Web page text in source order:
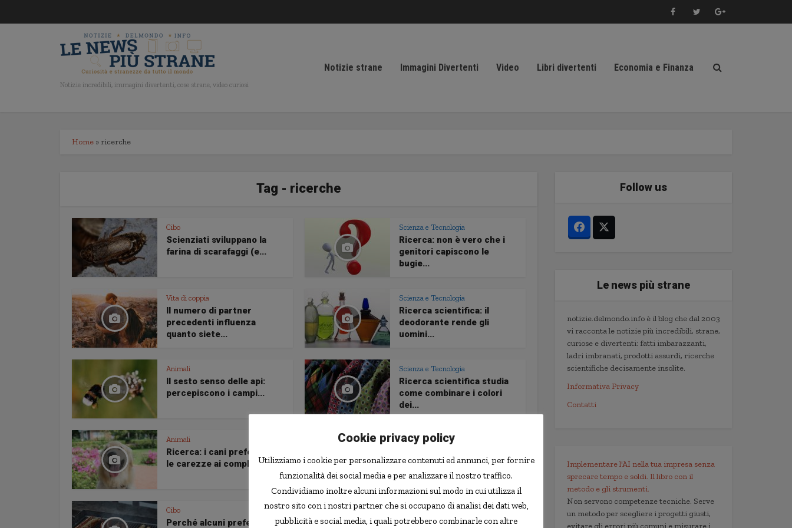
Notizie incredibili, immagini divertenti, cose strane, video curiosi
Notizie strane Immagini Divertenti Video Libri divertenti Economia e Finanza
Home » ricerche
Tag - ricerche
Cibo
Scienziati sviluppano la
farina di scarafaggi (e...
Scienza e Tecnologia
Ricerca: non è vero che i
genitori capiscono le
bugie...
Vita di coppia
Il numero di partner
precedenti influenza
quanto siete...
Scienza e Tecnologia
Ricerca scientifica: il
deodorante rende gli
uomini...
Animali
Il sesto senso delle api:
percepiscono i campi...
Scienza e Tecnologia
Ricerca scientifica studia
come combinare i colori
dei...
Animali
Ricerca: i cani preferiscono
le carezze ai complimenti
Alcool e sbronze •
twittare da ubriachi
Cibo
Perché alcuni preferiscono
Scienza e Tecnologia
Vestiti e accessori di lusso?
Follow us
Le news più strane
notizie.delmondo.info è il blog che dal 2003
vi racconta le notizie più incredibili, strane,
curiose e divertenti: fatti imbarazzanti,
ladri imbranati, prodotti assurdi, ricerche
scientifiche decisamente insolite.
Informativa Privacy
Contatti
Implementare l'AI nella tua impresa senza
sprecare tempo e soldi. Il libro con il
metodo e gli strumenti.
Non servono competenze tecniche. Serve
un metodo per scegliere i progetti giusti,
evitare gli errori più comuni e misurare i
Cookie privacy policy
Utilizziamo i cookie per personalizzare contenuti ed annunci, per fornire
funzionalità dei social media e per analizzare il nostro traffico.
Condividiamo inoltre alcuni informazioni sul modo in cui utilizza il
nostro sito con i nostri partner che si occupano di analisi dei dati web,
pubblicità e social media, i quali potrebbero combinarle con altre